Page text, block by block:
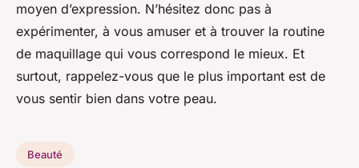
moyen d’expression. N’hésitez donc pas à
expérimenter, à vous amuser et à trouver la routine
de maquillage qui vous correspond le mieux. Et
surtout, rappelez-vous que le plus important est de
vous sentir bien dans votre peau.
Beauté